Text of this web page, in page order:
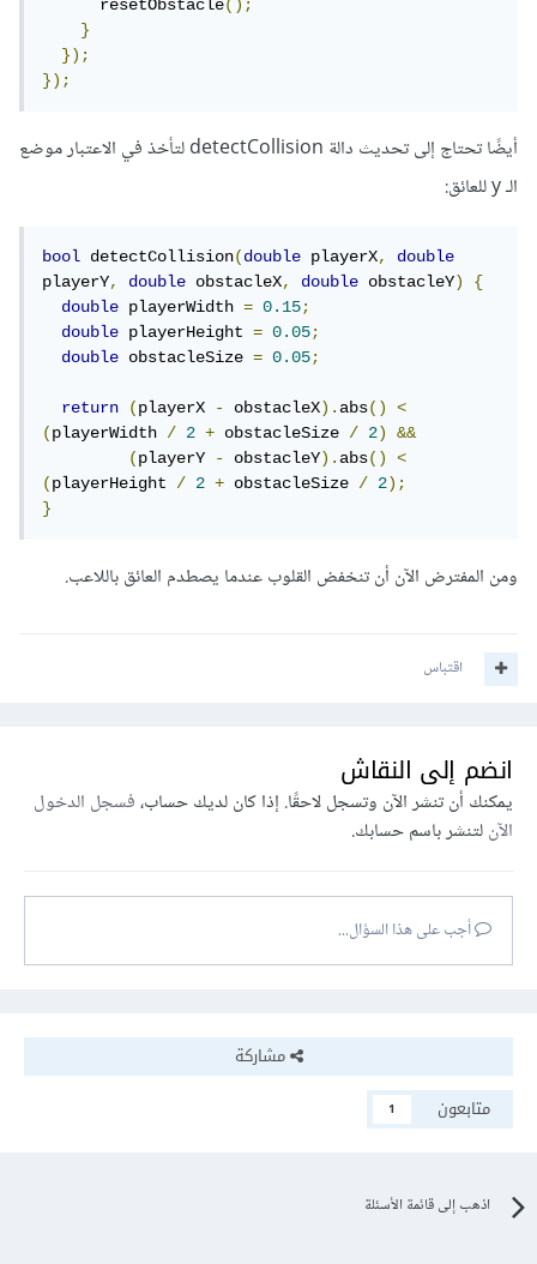
      resetObstacle
();
}
});
});
أيضًا تحتاج إلى تحديث دالة detectCollision لتأخذ في الاعتبار موضع
الـ y للعائق:
bool detectCollision(double playerX,
double
playerY, double obstacleX, double obstacleY)
{
double playerWidth = 0.15;
double playerHeight = 0.05;
double obstacleSize = 0.05;
return (playerX - obstacleX).abs()
<
(playerWidth / 2 + obstacleSize / 2)
&&
(playerY - obstacleY).abs()
<
(playerHeight / 2 + obstacleSize / 2);
}
ومن المفترض الآن أن تنخفض القلوب عندما يصطدم العائق باللاعب.
اقتباس
انضم إلى النقاش
يمكنك أن تنشر الآن وتسجل لاحقًا. إذا كان لديك حساب،فسجل الدخول
الآنلتنشر باسم حسابك.
أجب على هذا السؤال...
مشاركة
متابعون
1
اذهب إلى قائمة الأسئلة